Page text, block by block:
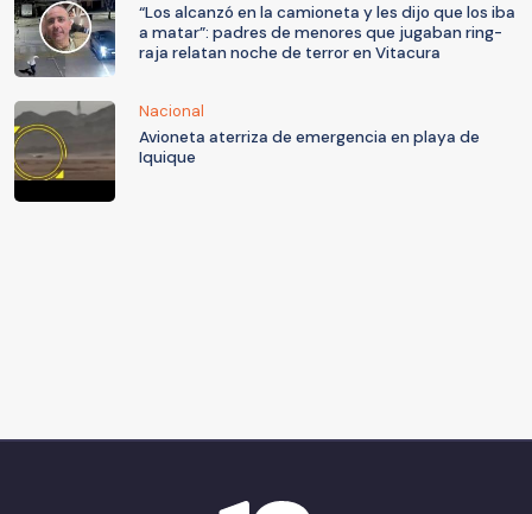
“Los alcanzó en la camioneta y les dijo que los iba
a matar”: padres de menores que jugaban ring-
raja relatan noche de terror en Vitacura
Nacional
Avioneta aterriza de emergencia en playa de
Iquique